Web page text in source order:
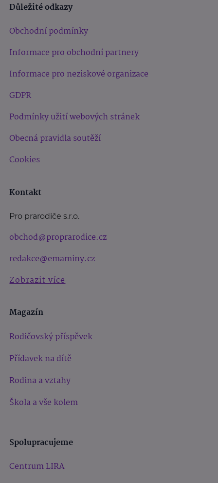
Důležité odkazy
Obchodní podmínky
Informace pro obchodní partnery
Informace pro neziskové organizace
GDPR
Podmínky užití webových stránek
Obecná pravidla soutěží
Cookies
Kontakt
Pro prarodiče s.r.o.
obchod@proprarodice.cz
redakce@emaminy.cz
Zobrazit více
Magazín
Rodičovský příspěvek
Přídavek na dítě
Rodina a vztahy
Škola a vše kolem
Spolupracujeme
Centrum LIRA